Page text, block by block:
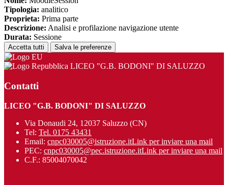
Tipologia: analitico
Proprieta: Prima parte
Descrizione: Analisi e profilazione navigazione utente
Durata: Sessione
Accetta tutti Salva le preferenze
LICEO "G.B. BODONI" DI SALUZZO
Contatti
LICEO "G.B. BODONI" DI SALUZZO
Via Donaudi 24, 12037 Saluzzo (CN)
Tel: Tel. 0175 43431
Email: cnpc030005@istruzione.itLink per inviare una mail
PEC: cnpc030005@pec.istruzione.itLink per inviare una mail
C.F.: 85004070042